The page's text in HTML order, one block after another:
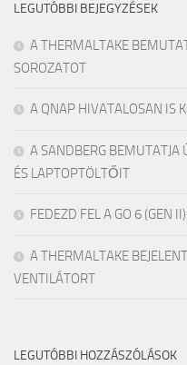
LEGUTÓBBI BEJEGYZÉSEK
A THERMALTAKE
SOROZATOT
A QNAP HIVATALOSAN IS
A SANDBERG BEMUTATJA
ÉS LAPTOPTÖLTŐIT
FEDEZD FEL A GO 6 (GEN
A THERMALTAKE
VENTILÁTORT
LEGUTÓBBI HOZZÁSZÓLÁSOK